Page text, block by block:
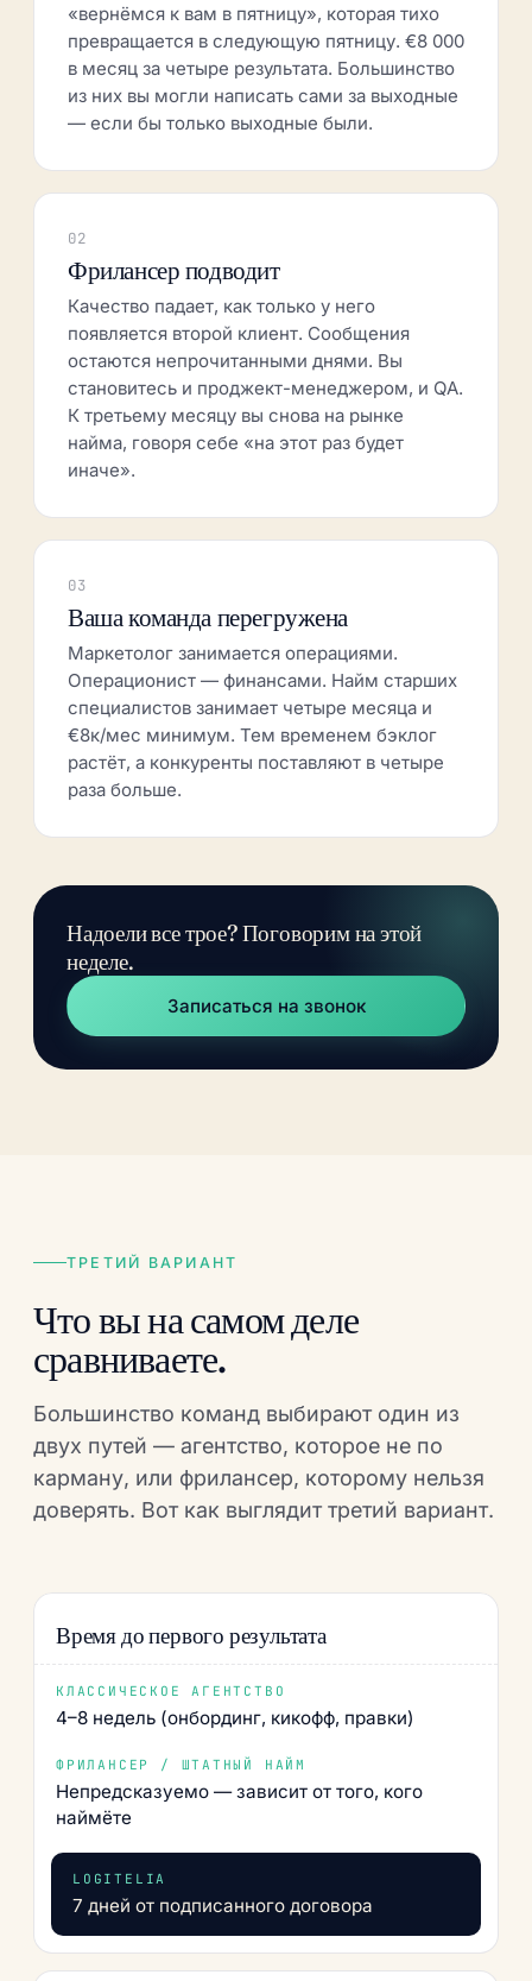
«вернёмся к вам в пятницу», которая тихо
превращается в следующую пятницу. €8 000
в месяц за четыре результата. Большинство
из них вы могли написать сами за выходные
— если бы только выходные были.
02
Фрилансер подводит
Качество падает, как только у него
появляется второй клиент. Сообщения
остаются непрочитанными днями. Вы
становитесь и проджект-менеджером, и QA.
К третьему месяцу вы снова на рынке
найма, говоря себе «на этот раз будет
иначе».
03
Ваша команда перегружена
Маркетолог занимается операциями.
Операционист — финансами. Найм старших
специалистов занимает четыре месяца и
€8к/мес минимум. Тем временем бэклог
растёт, а конкуренты поставляют в четыре
раза больше.
Надоели все трое? Поговорим на этой
неделе.
Записаться на звонок
ТРЕТИЙ ВАРИАНТ
Что вы на самом деле
сравниваете.
Большинство команд выбирают один из
двух путей — агентство, которое не по
карману, или фрилансер, которому нельзя
доверять. Вот как выглядит третий вариант.
Время до первого результата
4–8 недель (онбординг, кикофф, правки)
Непредсказуемо — зависит от того, кого
наймёте
7 дней от подписанного договора